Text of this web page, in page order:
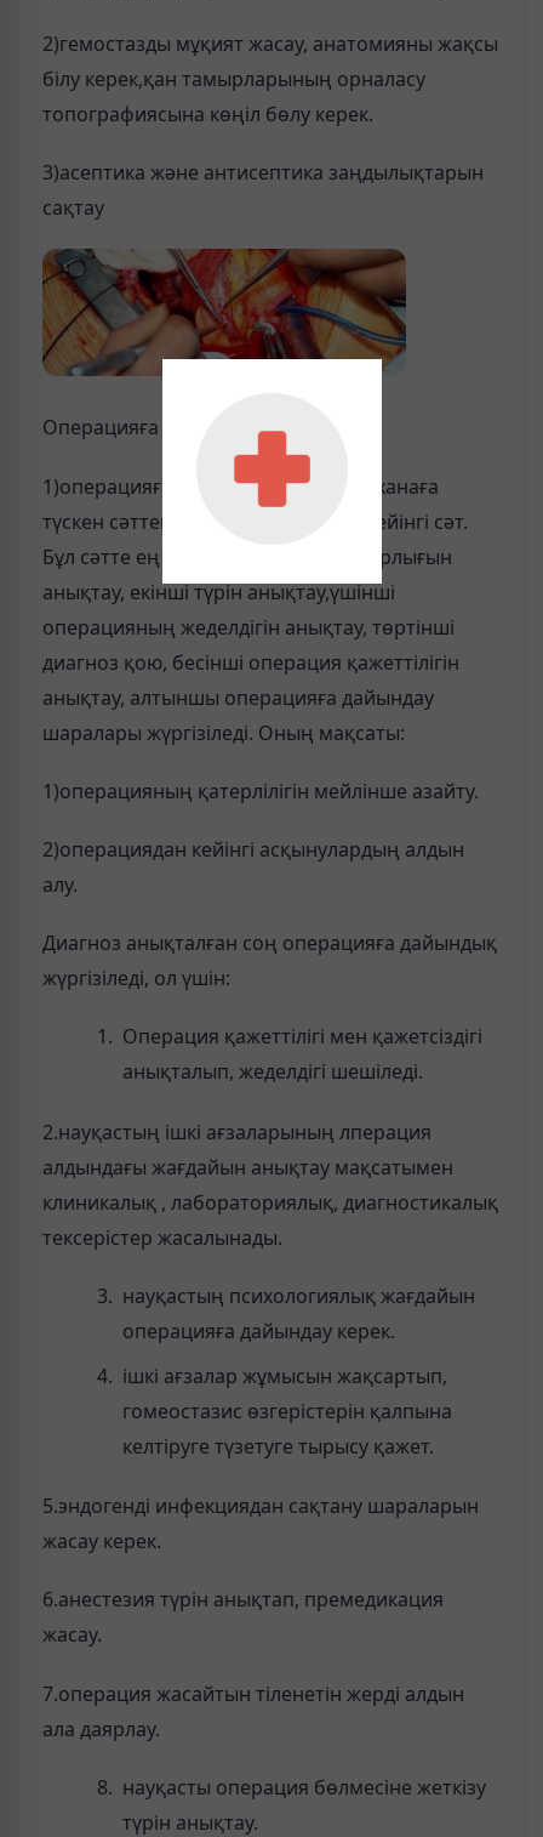
2)гемостазды мұқият жасау, анатомияны жақсы
білу керек,қан тамырларының орналасу
топографиясына көңіл бөлу керек.
3)асептика және антисептика заңдылықтарын
сақтау
Операцияға алудың кезеңдері:
1)операцияға дейінгі кезең ол ауруханаға
түскен сәттен бастап операцияға дейінгі сәт.
Бұл сәтте ең бірінші науқастың ауырлығын
анықтау, екінші түрін анықтау,үшінші
операцияның жеделдігін анықтау, төртінші
диагноз қою, бесінші операция қажеттілігін
анықтау, алтыншы операцияға дайындау
шаралары жүргізіледі. Оның мақсаты:
1)операцияның қатерлілігін мейлінше азайту.
2)операциядан кейінгі асқынулардың алдын
алу.
Диагноз анықталған соң операцияға дайындық
жүргізіледі, ол үшін:
Операция қажеттілігі мен қажетсіздігі
анықталып, жеделдігі шешіледі.
2.науқастың ішкі ағзаларының лперация
алдындағы жағдайын анықтау мақсатымен
клиникалық , лабораториялық, диагностикалық
тексерістер жасалынады.
науқастың психологиялық жағдайын
операцияға дайындау керек.
ішкі ағзалар жұмысын жақсартып,
гомеостазис өзгерістерін қалпына
келтіруге түзетуге тырысу қажет.
5.эндогенді инфекциядан сақтану шараларын
жасау керек.
6.анестезия түрін анықтап, премедикация
жасау.
7.операция жасайтын тіленетін жерді алдын
ала даярлау.
науқасты операция бөлмесіне жеткізу
түрін анықтау.